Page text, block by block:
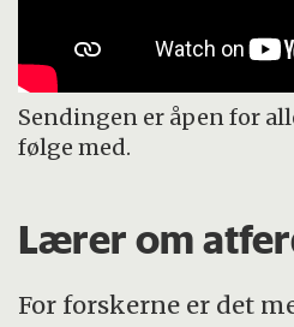
Sendingen er åpen for
følge med.
Lærer om
For forskerne er det